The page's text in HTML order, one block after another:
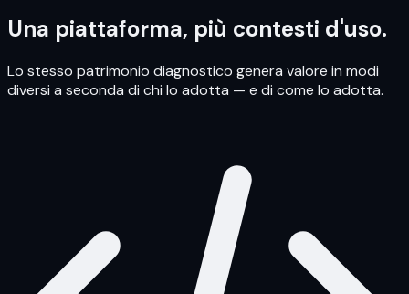
Una piattaforma, più contesti d'uso.
Lo stesso patrimonio diagnostico genera valore in modi
diversi a seconda di chi lo adotta — e di come lo adotta.